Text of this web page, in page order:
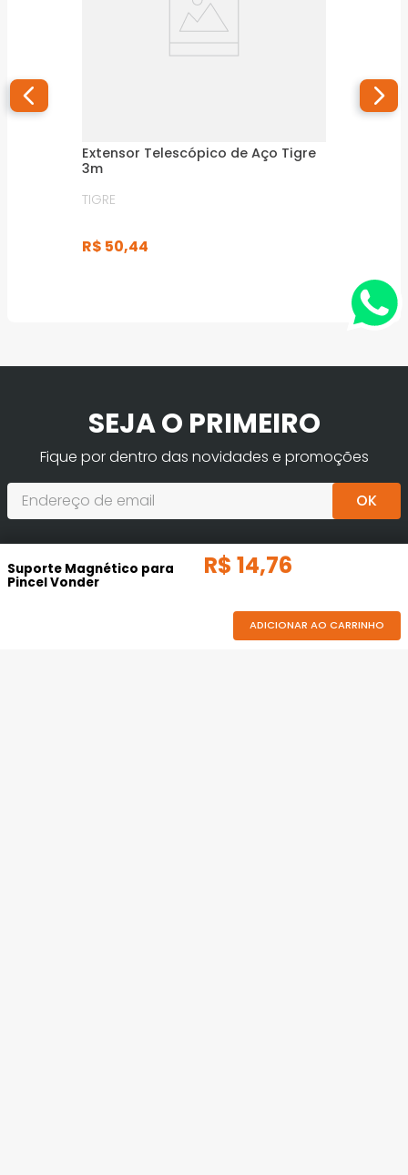
Suporte Magnético para
Pincel Vonder
R$ 14,76
ADICIONAR AO CARRINHO
Extensor Telescópico de Aço Tigre
3m
TIGRE
R$ 50,44
SEJA O PRIMEIRO
Fique por dentro das novidades e promoções
OK